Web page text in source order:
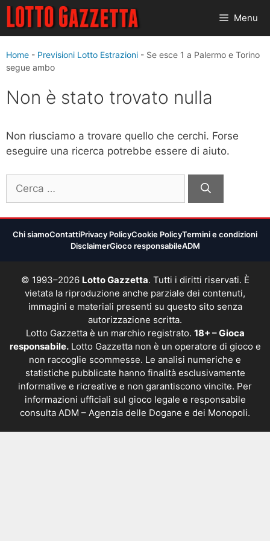
Vai
contenuto
Menu
Home - Previsioni Lotto Estrazioni - Se esce 1 a Palermo e Torino
segue ambo
Non è stato trovato nulla
Non riusciamo a trovare quello che cerchi. Forse
eseguire una ricerca potrebbe essere di aiuto.
per:
Chi siamoContattiPrivacy PolicyCookie PolicyTermini e condizioni
DisclaimerGioco responsabileADM
© 1993–2026 Lotto Gazzetta. Tutti i diritti riservati. È
vietata la riproduzione anche parziale dei contenuti,
immagini e materiali presenti su questo sito senza
autorizzazione scritta.
Lotto Gazzetta è un marchio registrato. 18+ – Gioca
responsabile.Lotto Gazzetta non è un operatore di gioco e
non raccoglie scommesse. Le analisi numeriche e
statistiche pubblicate hanno finalità esclusivamente
informative e ricreative e non garantiscono vincite. Per
informazioni ufficiali sul gioco legale e responsabile
consulta ADM – Agenzia delle Dogane e dei Monopoli.